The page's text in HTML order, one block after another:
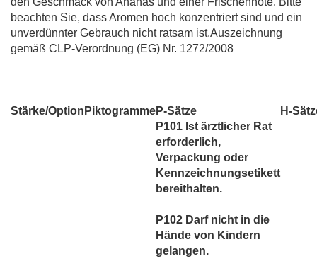
beachten Sie, dass Aromen hoch konzentriert sind und ein
unverdünnter Gebrauch nicht ratsam ist.Auszeichnung
gemäß CLP-Verordnung (EG) Nr. 1272/2008
Stärke/Option PiktogrammeP-Sätze H-
P101 Ist ärztlicher Rat
erforderlich,
Verpackung oder
Kennzeichnungsetikett
bereithalten.
P102 Darf nicht in die
Hände von Kindern
gelangen.